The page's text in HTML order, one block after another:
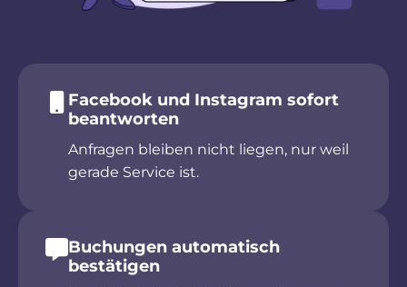
Facebook und Instagram sofort
beantworten
Anfragen bleiben nicht liegen, nur weil
gerade Service ist.
Buchungen automatisch
bestätigen